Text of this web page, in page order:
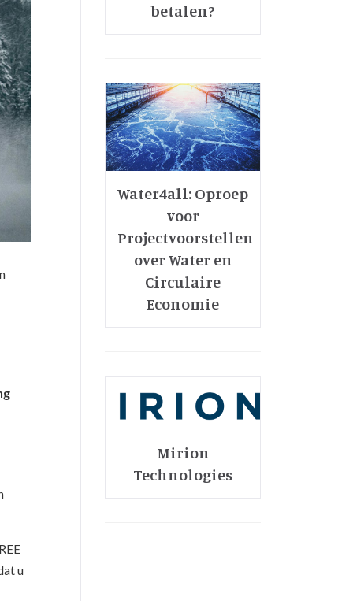
u
betalen?
Water4all: Oproep
voor
Projectvoorstellen
over Water en
Circulaire
Economie
Mirion
Technologies